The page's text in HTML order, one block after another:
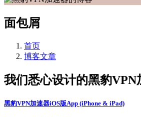
面包屑
首页
博客文章
我们悉心设计的黑豹VPN
黑豹VPN加速器iOS版App (iPhone & iPad)